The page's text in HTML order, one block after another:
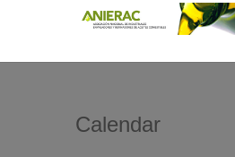
Calendar